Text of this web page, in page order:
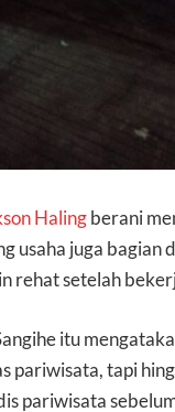
Haling berani
usaha juga bagian
rehat setelah
itu
pariwisata, tapi
pariwisata